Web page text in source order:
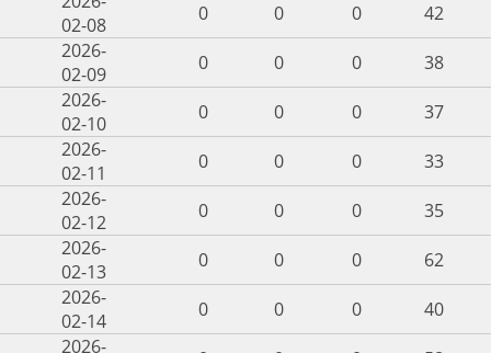
02-08
0 0 0
42
2026-
02-09
0 0 0
38
2026-
02-10
0 0 0
37
2026-
02-11
0 0 0
33
2026-
02-12
0 0 0
35
2026-
02-13
0 0 0
62
2026-
02-14
0 0 0
40
2026-